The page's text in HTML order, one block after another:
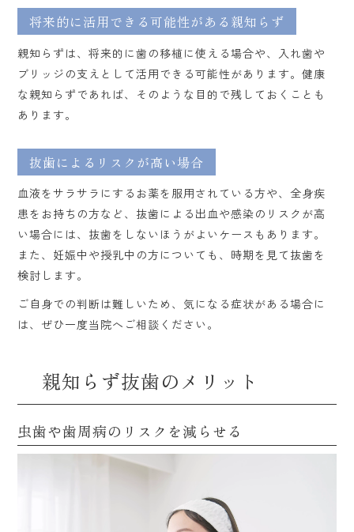
将来的に活用できる可能性がある親知らず
親知らずは、将来的に歯の移植に使える場合や、入れ歯や
ブリッジの支えとして活用できる可能性があります。健康
な親知らずであれば、そのような目的で残しておくことも
あります。
抜歯によるリスクが高い場合
血液をサラサラにするお薬を服用されている方や、全身疾
患をお持ちの方など、抜歯による出血や感染のリスクが高
い場合には、抜歯をしないほうがよいケースもあります。
また、妊娠中や授乳中の方についても、時期を見て抜歯を
検討します。
ご自身での判断は難しいため、気になる症状がある場合に
は、ぜひ一度当院へご相談ください。
親知らず抜歯のメリット
虫歯や歯周病のリスクを減らせる